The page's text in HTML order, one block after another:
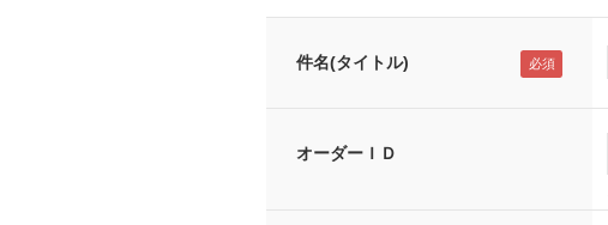
件名(タイトル)
オーダーＩＤ